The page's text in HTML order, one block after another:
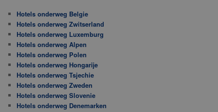
Hotels onderweg Belgie
Hotels onderweg Zwitserland
Hotels onderweg Luxemburg
Hotels onderweg Alpen
Hotels onderweg Polen
Hotels onderweg Hongarije
Hotels onderweg Tsjechie
Hotels onderweg Zweden
Hotels onderweg Slovenie
Hotels onderweg Denemarken